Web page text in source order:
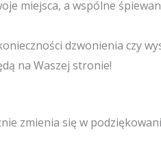
miejsca, a wspólne
dzwonienia czy
na Waszej stronie!
zmienia się w